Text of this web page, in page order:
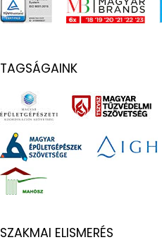
TAGSÁGAINK
SZAKMAI ELISMERÉS